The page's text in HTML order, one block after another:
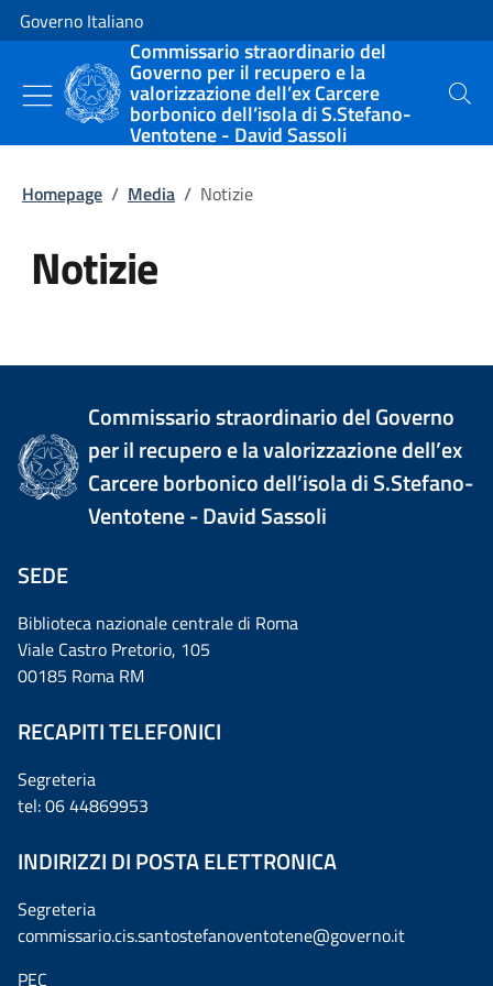
Vai al contenuto
Vai alla navigazione del sito
Governo Italiano
Commissario straordinario del
Governo per il recupero e la
valorizzazione dell’ex Carcere
borbonico dell’isola di S.Stefano-
Ventotene - David Sassoli
Cerca
Homepage / Media / Notizie
Notizie
Tutti i contenuti della pagina
Commissario straordinario del Governo
per il recupero e la valorizzazione dell’ex
Carcere borbonico dell’isola di S.Stefano-
Ventotene - David Sassoli
SEDE
Biblioteca nazionale centrale di Roma
Viale Castro Pretorio, 105
00185 Roma RM
RECAPITI TELEFONICI
Segreteria
tel: 06 44869953
INDIRIZZI DI POSTA ELETTRONICA
Segreteria
commissario.cis.santostefanoventotene@governo.it
PEC